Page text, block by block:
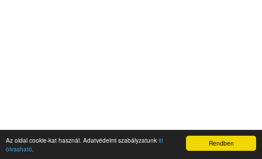
Rendben
Az oldal cookie-kat használ. Adatvédelmi szabályzatunk itt
olvasható.